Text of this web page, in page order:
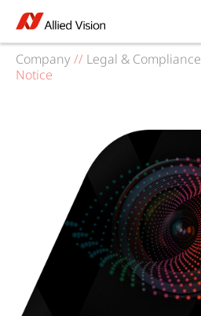
Company// Legal & Compliance
Notice